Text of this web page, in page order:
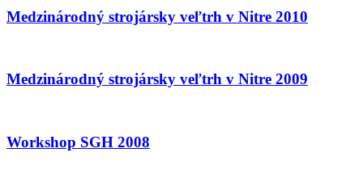
Medzinárodný strojársky veľtrh v Nitre 2010
Medzinárodný strojársky veľtrh v Nitre 2009
Workshop SGH 2008